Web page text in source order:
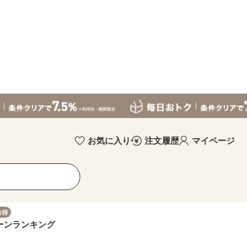
お気に入り 注文履歴 マイページ
得
ンランキング